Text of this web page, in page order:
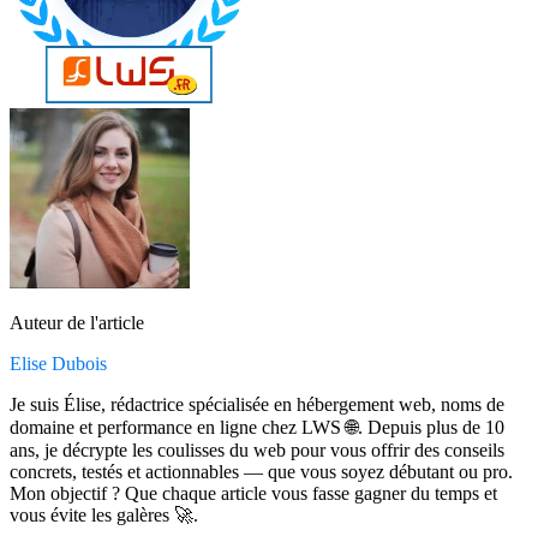
Auteur de l'article
Elise Dubois
Je suis Élise, rédactrice spécialisée en hébergement web, noms de
domaine et performance en ligne chez LWS 🌐. Depuis plus de 10
ans, je décrypte les coulisses du web pour vous offrir des conseils
concrets, testés et actionnables — que vous soyez débutant ou pro.
Mon objectif ? Que chaque article vous fasse gagner du temps et
vous évite les galères 🚀.